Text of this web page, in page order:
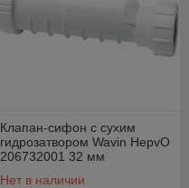
Клапан-сифон с сухим
гидрозатвором Wavin HepvO
206732001 32 мм
Нет в наличии